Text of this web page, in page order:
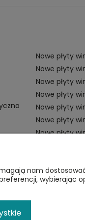
Nowe płyty
Nowe płyty
Nowe płyty
Nowe płyty
Nowe płyty
Nowe płyty
Nowe płyty
Płatności
nam
wybierając